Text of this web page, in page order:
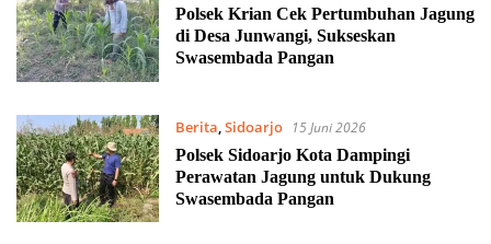
Polsek Krian Cek Pertumbuhan Jagung
di Desa Junwangi, Sukseskan
Swasembada Pangan
Berita Sidoarjo
15 Juni 2026
Polsek Sidoarjo Kota Dampingi
Perawatan Jagung untuk Dukung
Swasembada Pangan